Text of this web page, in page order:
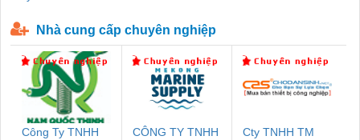
Nhà cung cấp chuyên nghiệp
Công Ty TNHH
CÔNG TY TNHH
Cty TNHH TM